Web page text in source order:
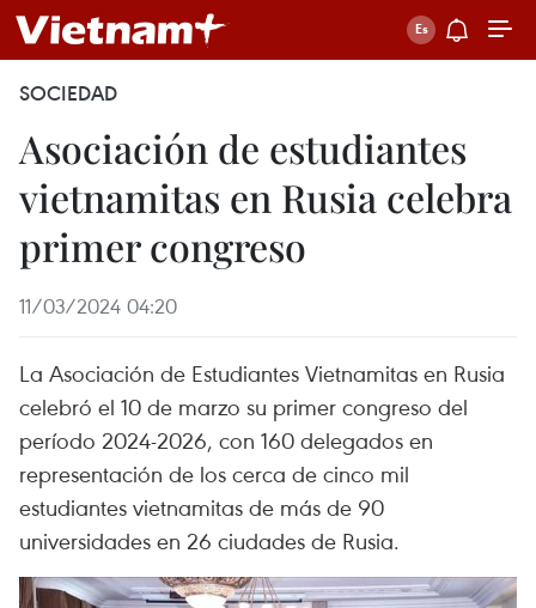
SOCIEDAD
Asociación de estudiantes
vietnamitas en Rusia celebra
primer congreso
11/03/2024 04:20
La Asociación de Estudiantes Vietnamitas en Rusia
celebró el 10 de marzo su primer congreso del
período 2024-2026, con 160 delegados en
representación de los cerca de cinco mil
estudiantes vietnamitas de más de 90
universidades en 26 ciudades de Rusia.